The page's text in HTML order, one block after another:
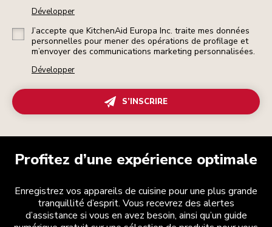
Développer
J’accepte que KitchenAid Europa Inc. traite mes données
personnelles pour mener des opérations de profilage et
m’envoyer des communications marketing personnalisées.
Développer
S’INSCRIRE
Profitez d’une expérience optimale
Enregistrez vos appareils de cuisine pour une plus grande
tranquillité d’esprit. Vous recevrez des alertes
d’assistance si vous en avez besoin, ainsi qu’un guide